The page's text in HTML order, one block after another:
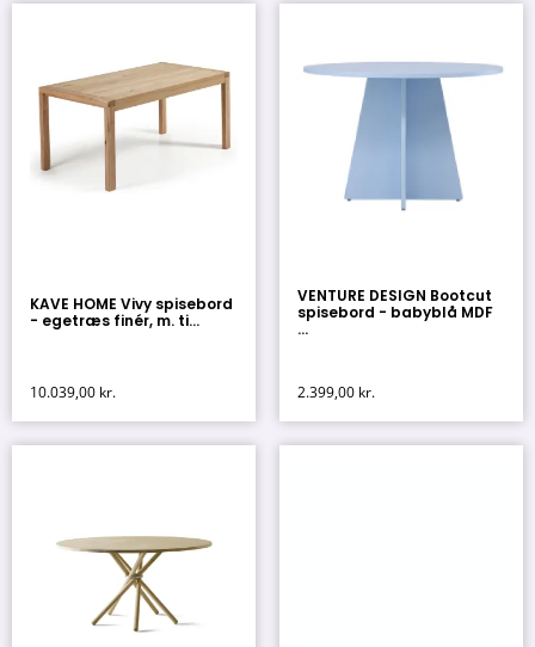
KAVE HOME Vivy spisebord
- egetræs finér, m. ti...
10.039,00 kr.
VENTURE DESIGN Bootcut
spisebord - babyblå MDF
...
2.399,00 kr.